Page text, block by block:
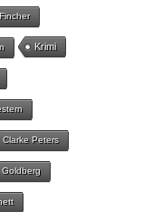
Krimi
Clarke Peters
Goldberg